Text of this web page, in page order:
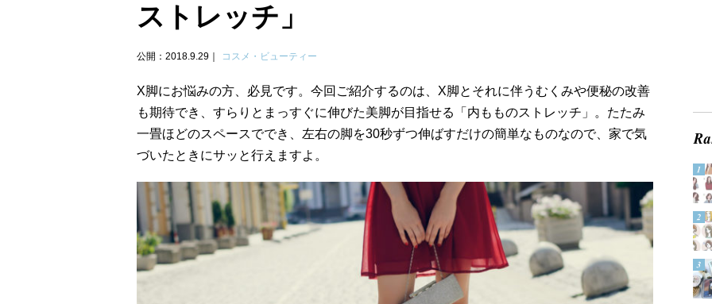
ストレッチ」
公開：2018.9.29 コスメ・ビューティー
X脚にお悩みの方、必見です。今回ご紹介するのは、X脚とそれに伴うむくみや便秘の改善
も期待でき、すらりとまっすぐに伸びた美脚が目指せる「内もものストレッチ」。たたみ
一畳ほどのスペースででき、左右の脚を30秒ずつ伸ばすだけの簡単なものなので、家で気
づいたときにサッと行えますよ。